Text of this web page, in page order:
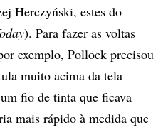
Herczyński, estes do
). Para fazer as voltas
exemplo, Pollock precisou
muito acima da tela
fio de tinta que ficava
mais rápido à medida que